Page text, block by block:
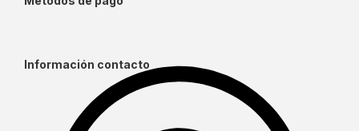
Información contacto